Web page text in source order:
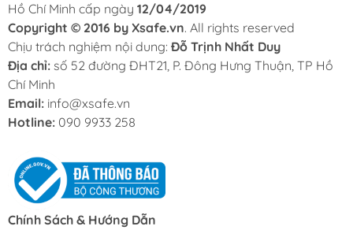
Hồ Chí Minh cấp ngày 12/04/2019
Copyright © 2016 by Xsafe.vn. All rights reserved
Chịu trách nghiệm nội dung: Đỗ Trịnh Nhất Duy
Địa chỉ: số 52 đường ĐHT21, P. Đông Hưng Thuận, TP Hồ
Chí Minh
Email: info@xsafe.vn
Hotline: 090 9933 258
Chính Sách & Hướng Dẫn